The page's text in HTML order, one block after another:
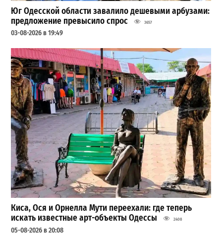
Юг Одесской области завалило дешевыми арбузами:
предложение превысило спрос
3657
03-08-2026 в 19:49
Киса, Ося и Орнелла Мути переехали: где теперь
искать известные арт-объекты Одессы
2408
05-08-2026 в 20:08